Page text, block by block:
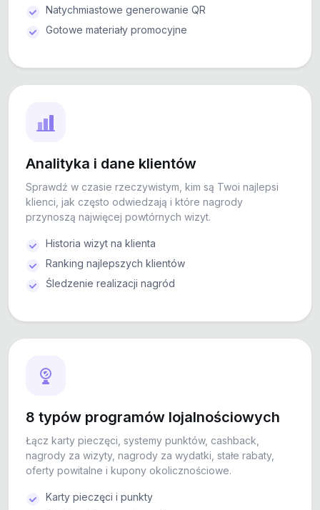
Natychmiastowe generowanie QR
Gotowe materiały promocyjne
Analityka i dane klientów
Sprawdź w czasie rzeczywistym, kim są Twoi najlepsi
klienci, jak często odwiedzają i które nagrody
przynoszą najwięcej powtórnych wizyt.
Historia wizyt na klienta
Ranking najlepszych klientów
Śledzenie realizacji nagród
8 typów programów lojalnościowych
Łącz karty pieczęci, systemy punktów, cashback,
nagrody za wizyty, nagrody za wydatki, stałe rabaty,
oferty powitalne i kupony okolicznościowe.
Karty pieczęci i punkty